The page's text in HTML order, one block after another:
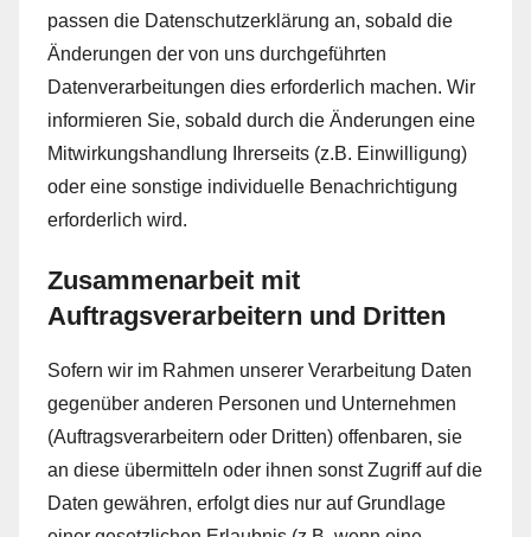
passen die Datenschutzerklärung an, sobald die
Änderungen der von uns durchgeführten
Datenverarbeitungen dies erforderlich machen. Wir
informieren Sie, sobald durch die Änderungen eine
Mitwirkungshandlung Ihrerseits (z.B. Einwilligung)
oder eine sonstige individuelle Benachrichtigung
erforderlich wird.
Zusammenarbeit mit
Auftragsverarbeitern und Dritten
Sofern wir im Rahmen unserer Verarbeitung Daten
gegenüber anderen Personen und Unternehmen
(Auftragsverarbeitern oder Dritten) offenbaren, sie
an diese übermitteln oder ihnen sonst Zugriff auf die
Daten gewähren, erfolgt dies nur auf Grundlage